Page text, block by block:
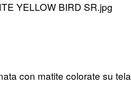
con matite colorate su tela